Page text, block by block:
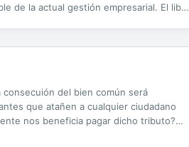
de la actual gestión empresarial. El libro
del bien común será
que atañen a cualquier ciudadano
nos beneficia pagar dicho tributo?